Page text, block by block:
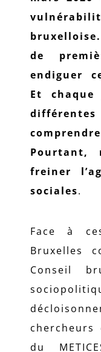
de
endiguer
Et
Pourtant,
freiner
sociales.
Face à
Bruxelles
Conseil
chercheurs
du